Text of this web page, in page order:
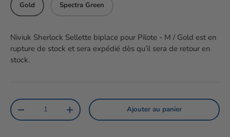
Gold Spectra Green
Niviuk Sherlock Sellette biplace pour Pilote - M / Gold est en
rupture de stock et sera expédié dès qu’il sera de retour en
stock.
Qté
Diminuer la quantitéAugmenter la quantitéAjouter au panier